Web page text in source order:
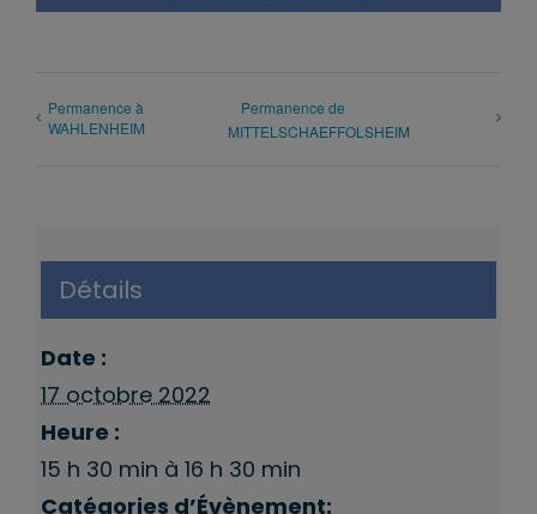
Permanence à
WAHLENHEIM
Permanence de
MITTELSCHAEFFOLSHEIM
Détails
Date :
17 octobre 2022
Heure :
15 h 30 min à 16 h 30 min
Catégories d’Évènement: